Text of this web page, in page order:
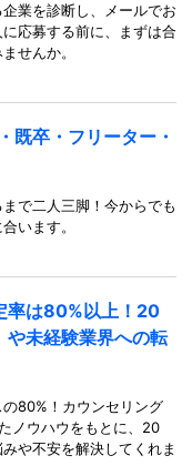
業を診断し、メールでお
応募する前に、まずは合
せんか。
既卒・フリーター・
で二人三脚！今からでも
います。
率は80%以上！20
や未経験業界への転
80%！カウンセリング
ノウハウをもとに、20
や不安を解決してくれま